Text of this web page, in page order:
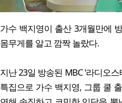
가수 백지영이 출산 3개월만에
몸무게를 알고 깜짝 놀랐다.
지난 23일 방송된 MBC '라디오
특집으로 가수 백지영, 그룹 쿨